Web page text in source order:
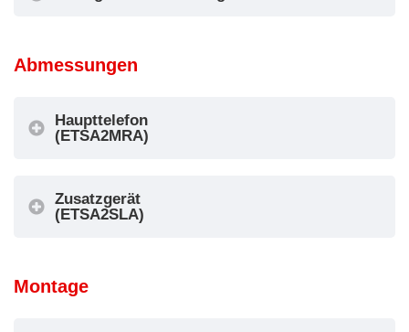
Abmessungen
Haupttelefon
(ETSA2MRA)
Zusatzgerät
(ETSA2SLA)
Montage